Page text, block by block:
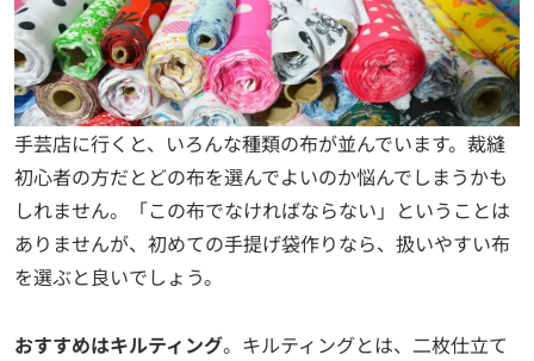
手芸店に行くと、いろんな種類の布が並んでいます。裁縫
初心者の方だとどの布を選んでよいのか悩んでしまうかも
しれません。「この布でなければならない」ということは
ありませんが、初めての手提げ袋作りなら、扱いやすい布
を選ぶと良いでしょう。
おすすめはキルティング。キルティングとは、二枚仕立て